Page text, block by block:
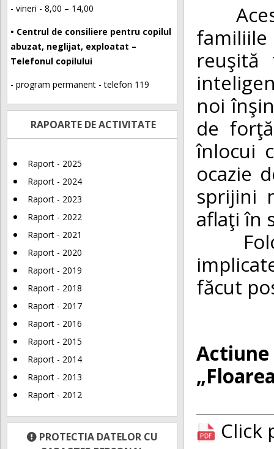
- vineri - 8,00 – 14,00
• Centrul de consiliere pentru copilul
abuzat, neglijat, exploatat –
Telefonul copilului
- program permanent - telefon 119
RAPOARTE DE ACTIVITATE
Raport - 2025
Raport - 2024
Raport - 2023
Raport - 2022
Raport - 2021
Raport - 2020
Raport - 2019
Raport - 2018
Raport - 2017
Raport - 2016
Raport - 2015
Raport - 2014
Raport - 2013
Raport - 2012
PROTECTIA DATELOR CU
Acest
noi
de
înlocui
ocazie
sprijini
aflaţi în
făcut
Actiune
Click